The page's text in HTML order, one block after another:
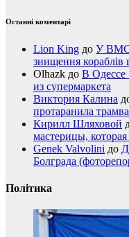
Останні коментарі
Lion King до У ВМС
знищення кораблів
Olhazk до В Одессе
из супермаркета
Виктория Калина
протаранила
Кирилл Шляховой
мастерицы,
Genek Valvolini до
Болграда
Політика